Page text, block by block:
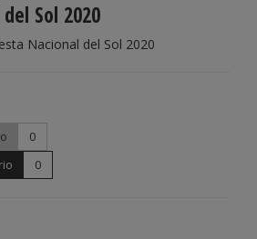
Sol 2020
Nacional del Sol 2020
0
0